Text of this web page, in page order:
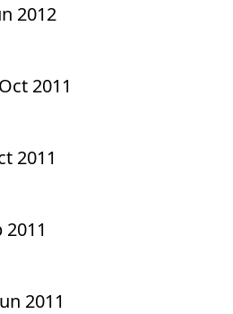
2012
2011
2011
2011
2011